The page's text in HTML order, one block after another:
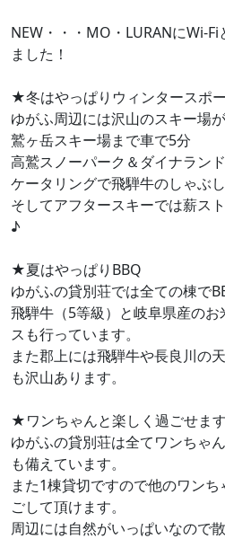
NEW・・・MO・LURANにWi-
ました！
★冬はやっぱりウィンタースポー
ゆがふ周辺には沢山のスキー場
鷲ヶ岳スキー場まで車で5分
高鷲スノーパーク＆ダイナラン
ケータリングで飛騨牛のしゃぶ
そしてアフタースキーでは薪ス
♪
★夏はやっぱりBBQ
ゆがふの貸別荘では全ての棟で
飛騨牛（5等級）と岐阜県産の
スも行っています。
また郡上には飛騨牛や長良川の
も沢山あります。
★ワンちゃんと楽しく過ごせます
ゆがふの貸別荘は全てワンちゃ
も備えています。
また1棟貸切ですので他のワン
ごして頂けます。
周辺には自然がいっぱいなので